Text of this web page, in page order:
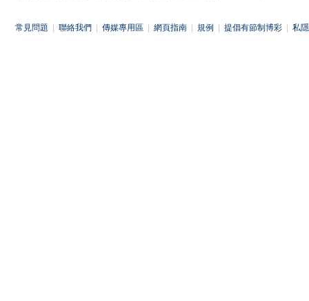
常見問題 聯絡我們 傳媒專用區 網頁指南 規例 提倡有節制博彩 私